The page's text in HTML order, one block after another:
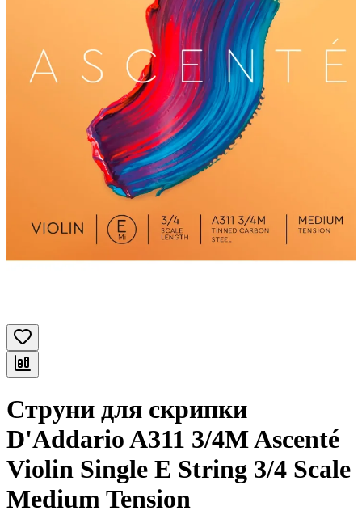
Струни для скрипки
D'Addario A311 3/4M Ascenté
Violin Single E String 3/4 Scale
Medium Tension